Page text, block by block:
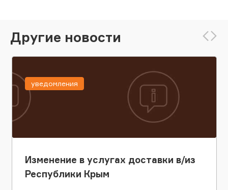
Другие новости
Изменение в услугах доставки в/из
Республики Крым
уведомления